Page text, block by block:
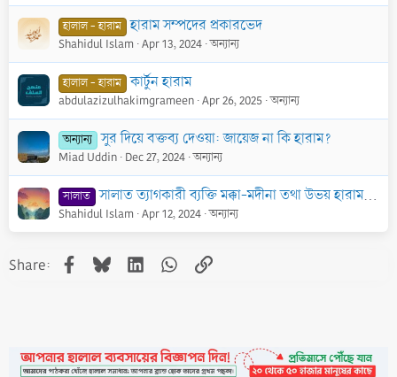
হালাল - হারাম হারাম সম্পদের প্রকারভেদ
Shahidul Islam Apr 13, 2024 অন্যান্য
হালাল - হারাম কার্টুন হারাম
abdulazizulhakimgrameen Apr 26, 2025 অন্যান্য
অন্যান্য সুর দিয়ে বক্তব্য দেওয়া: জায়েজ না কি হারাম?
Miad Uddin Dec 27, 2024 অন্যান্য
সালাত সালাত ত্যাগকারী ব্যক্তি মক্কা-মদীনা তথা উভয় হারাম শরীফের এলাকায় ঢুকতে পারবে না
Shahidul Islam Apr 12, 2024 অন্যান্য
Share: Facebook
BlueskyLinkedInWhatsApp
Link